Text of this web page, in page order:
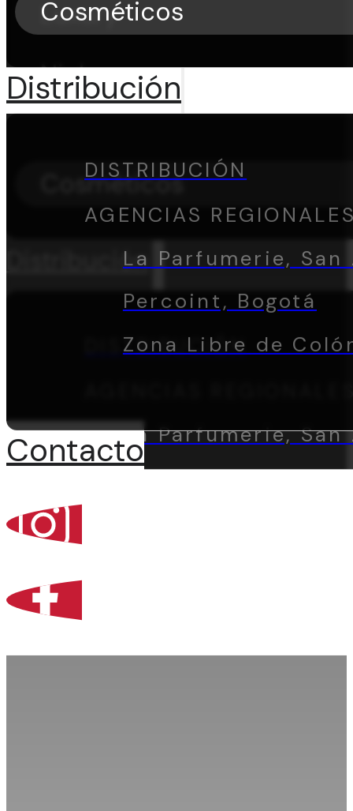
Luxury
Niche
Cosméticos
Distribución
DISTRIBUCIÓN
La Parfumerie,
Percoint, Bogotá
Contacto
Cosméticos
Distribución
DISTRIBUCIÓN
AGENCIAS
La Parfumerie,
Percoint, Bogotá
Zona Libre de
Contacto